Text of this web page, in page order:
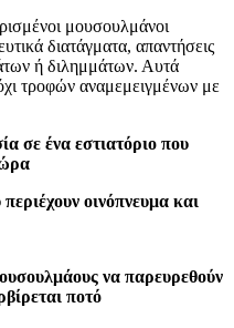
μουσουλμάνοι
διατάγματα, απαντήσεις
ή διλημμάτων. Αυτά
τροφών αναμεμειγμένων με
σε ένα εστιατόριο που
οινόπνευμα και
να παρευρεθούν
ποτό